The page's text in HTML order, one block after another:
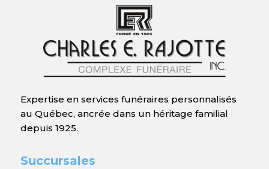
Expertise en services funéraires personnalisés
au Québec, ancrée dans un héritage familial
depuis 1925.
Succursales